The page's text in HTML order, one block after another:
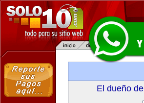
El dueño